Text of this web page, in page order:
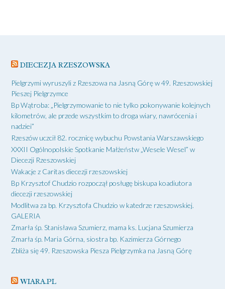
DIECEZJA RZESZOWSKA
Pielgrzymi wyruszyli z Rzeszowa na Jasną Górę w 49. Rzeszowskiej
Pieszej Pielgrzymce
Bp Wątroba: „Pielgrzymowanie to nie tylko pokonywanie kolejnych
kilometrów, ale przede wszystkim to droga wiary, nawrócenia i
nadziei”
Rzeszów uczcił 82. rocznicę wybuchu Powstania Warszawskiego
XXXII Ogólnopolskie Spotkanie Małżeństw „Wesele Wesel” w
Diecezji Rzeszowskiej
Wakacje z Caritas diecezji rzeszowskiej
Bp Krzysztof Chudzio rozpoczął posługę biskupa koadiutora
diecezji rzeszowskiej
Modlitwa za bp. Krzysztofa Chudzio w katedrze rzeszowskiej.
GALERIA
Zmarła śp. Stanisława Szumierz, mama ks. Lucjana Szumierza
Zmarła śp. Maria Górna, siostra bp. Kazimierza Górnego
Zbliża się 49. Rzeszowska Piesza Pielgrzymka na Jasną Górę
WIARA.PL